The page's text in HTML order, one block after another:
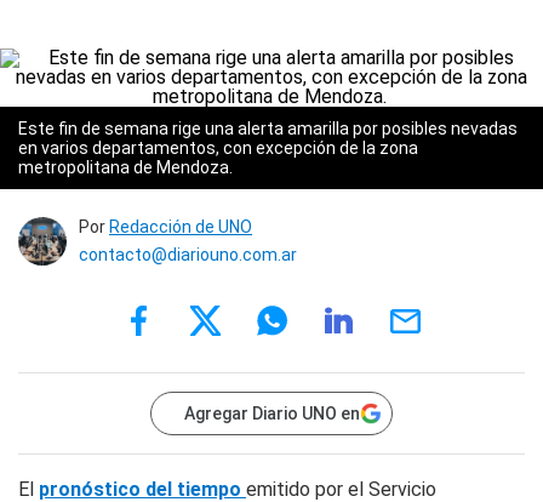
Este fin de semana rige una alerta amarilla por posibles nevadas
en varios departamentos, con excepción de la zona
metropolitana de Mendoza.
Por Redacción de UNO
contacto@diariouno.com.ar
Agregar Diario UNO en
El pronóstico del tiempo emitido por el Servicio